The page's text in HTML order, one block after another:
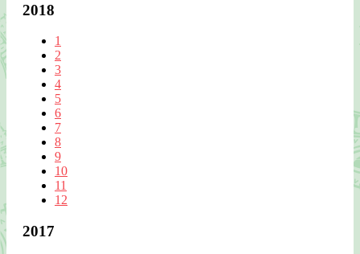
2018
1
2
3
4
5
6
7
8
9
10
11
12
2017